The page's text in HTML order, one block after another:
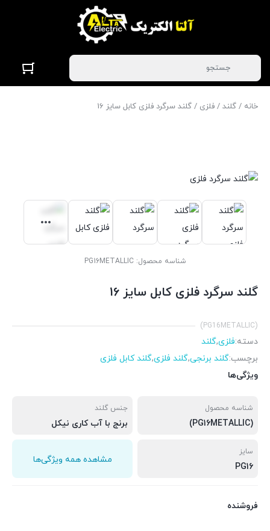
خانه / گلند / فلزی / گلند سرگرد فلزی کابل سایز 16
شناسه محصول:PG16METALLIC
گلند سرگرد فلزی کابل سایز 16
(PG16METALLIC)
دسته:فلزی,گلند
برچسب:گلند برنجی,گلند فلزی,گلند کابل فلزی
ویژگی‌ها
شناسه محصول
(PG16METALLIC)
جنس گلند
برنج با آب کاری نیکل
سایز
PG16
مشاهده همه ویژگی‌ها
فروشنده